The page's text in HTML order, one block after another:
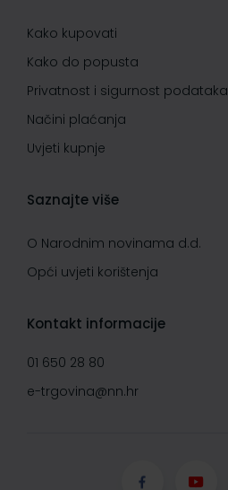
Kako kupovati
Kako do popusta
Privatnost i sigurnost podataka
Načini plaćanja
Uvjeti kupnje
Saznajte više
O Narodnim novinama d.d.
Opći uvjeti korištenja
Kontakt informacije
01 650 28 80
e-trgovina@nn.hr